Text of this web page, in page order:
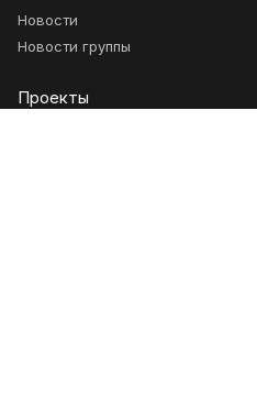
Новости
Новости группы
Проекты